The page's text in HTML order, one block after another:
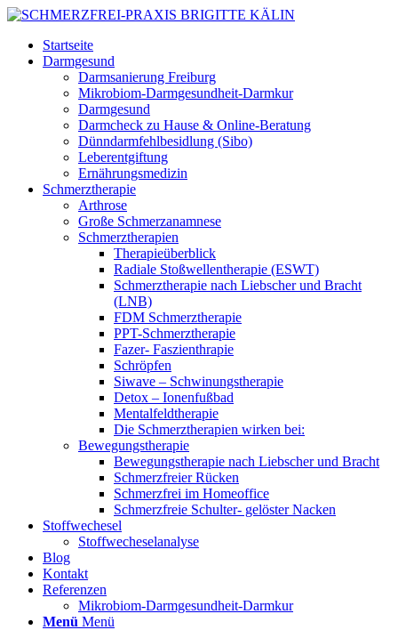
Startseite
Darmgesund
Darmsanierung Freiburg
Mikrobiom-Darmgesundheit-Darmkur
Darmgesund
Darmcheck zu Hause & Online-Beratung
Dünndarmfehlbesidlung (Sibo)
Leberentgiftung
Ernährungsmedizin
Schmerztherapie
Arthrose
Große Schmerzanamnese
Schmerztherapien
Therapieüberblick
Radiale Stoßwellentherapie (ESWT)
Schmerztherapie nach Liebscher und Bracht
(LNB)
FDM Schmerztherapie
PPT-Schmerztherapie
Fazer- Faszienthrapie
Schröpfen
Siwave – Schwinungstherapie
Detox – Ionenfußbad
Mentalfeldtherapie
Die Schmerztherapien wirken bei:
Bewegungstherapie
Bewegungstherapie nach Liebscher und Bracht
Schmerzfreier Rücken
Schmerzfrei im Homeoffice
Schmerzfreie Schulter- gelöster Nacken
Stoffwechesel
Stoffwecheselanalyse
Blog
Kontakt
Referenzen
Mikrobiom-Darmgesundheit-Darmkur
Menü Menü